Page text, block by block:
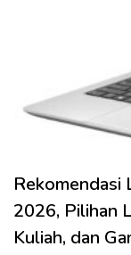
Rekomendasi
2026, Pilihan
Kuliah, dan